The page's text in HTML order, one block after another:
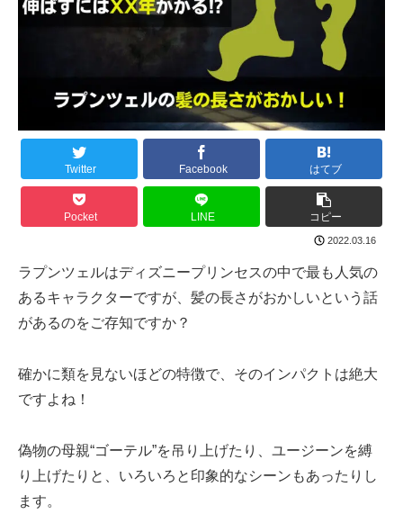
Twitter Facebook はてブ
Pocket LINE コピー
2022.03.16
ラプンツェルはディズニープリンセスの中で最も人気の
あるキャラクターですが、髪の長さがおかしいという話
があるのをご存知ですか？
確かに類を見ないほどの特徴で、そのインパクトは絶大
ですよね！
偽物の母親“ゴーテル”を吊り上げたり、ユージーンを縛
り上げたりと、いろいろと印象的なシーンもあったりし
ます。